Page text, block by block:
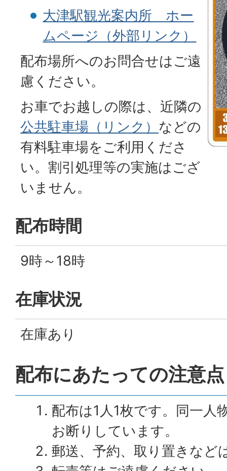
大津駅観光案内所 ホー
ムページ（外部リンク）
配布場所へのお問合せはご遠
慮ください。
お車でお越しの際は、近隣の
公共駐車場（リンク） などの
有料駐車場をご利用くださ
い。割引処理等の実施はござ
いません。
配布時間
9時～18時
在庫状況
在庫あり
配布にあたっての注意点
配布は1人1枚です。同一人
お断りしています。
郵送、予約、取り置きなど